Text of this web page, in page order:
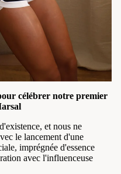
célébrer notre premier
et nous ne
le lancement d'une
imprégnée d'essence
avec l'influenceuse